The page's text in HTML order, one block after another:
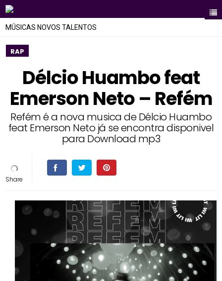
MÚSICAS NOVOS TALENTOS
RAP
Délcio Huambo feat
Emerson Neto – Refém
Refém é a nova musica de Délcio Huambo
feat Emerson Neto já se encontra disponivel
para Download mp3